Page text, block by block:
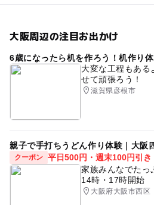
大阪周辺の注目お出かけ
6歳になったら机を作ろう！机作り
大変な工程もある
せて頑張ろう！
滋賀県彦根市
親子で手打ちうどん作り体験｜大阪
クーポン 平日500円・週末100円引き
家族みんなでたっ
14時・17時開始
大阪府大阪市西区